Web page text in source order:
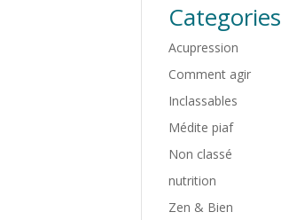
Categories
Acupression
Comment agir
Inclassables
Médite piaf
Non classé
nutrition
Zen & Bien